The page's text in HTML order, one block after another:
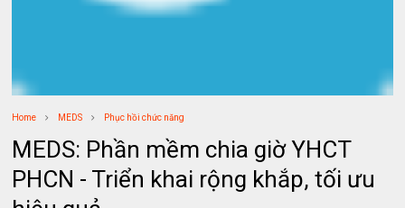
Home MEDS Phục hồi chức năng
MEDS: Phần mềm chia giờ YHCT
PHCN - Triển khai rộng khắp, tối ưu